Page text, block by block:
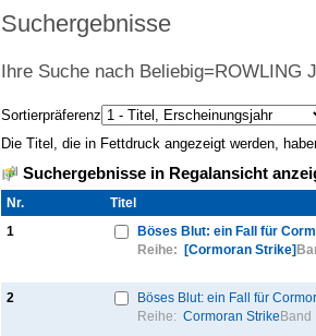
Suchergebnisse
Ihre Suche nach Beliebig=ROWLING
Sortierpräferenz
Die Titel, die in Fettdruck angezeigt werden,
Suchergebnisse in Regalansicht
Nr. Titel
1
Böses Blut: ein Fall für
Reihe:
[Cormoran Strike]
2
Böses Blut: ein Fall für
Reihe: Cormoran Strike Band :